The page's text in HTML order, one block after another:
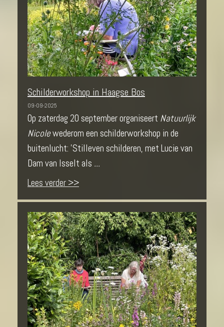
Schilderworkshop in Haagse Bos
09-09-2025
Op zaterdag 20 september organiseert Natuurlijk
Nicolewederom een schilderworkshop in de
buitenlucht: 'Stilleven schilderen, met Lucie van
Dam van Isselt als ...
Lees verder >>